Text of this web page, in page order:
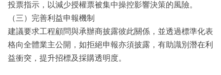
投票指示，以減少授權票被集中操控影響決策的風險。
（三）完善利益申報機制
建議要求工程顧問與承辦商披露彼此關係，並透過標準化表
格向全體業主公開，如拒絕申報亦須披露，有助識別潛在利
益衝突，提升招標及採購透明度。